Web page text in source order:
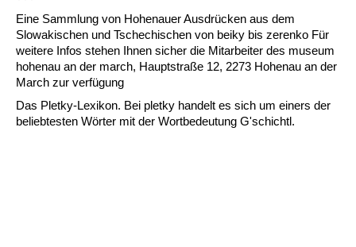
Eine Sammlung von Hohenauer Ausdrücken aus dem
Slowakischen und Tschechischen von beiky bis zerenko Für
weitere Infos stehen Ihnen sicher die Mitarbeiter des museum
hohenau an der march, Hauptstraße 12, 2273 Hohenau an der
March zur verfügung
Das Pletky-Lexikon. Bei pletky handelt es sich um einers der
beliebtesten Wörter mit der Wortbedeutung G'schichtl.